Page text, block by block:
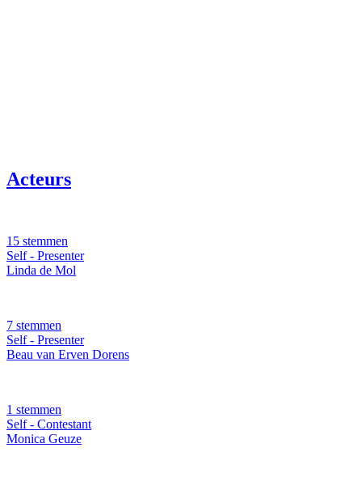
Acteurs
15 stemmen
Self - Presenter
Linda de Mol
7 stemmen
Self - Presenter
Beau van Erven Dorens
1 stemmen
Self - Contestant
Monica Geuze